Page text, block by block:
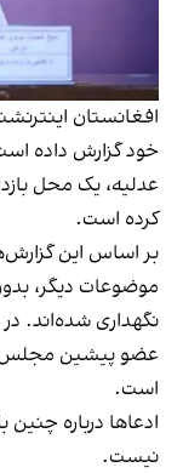
افغانستان
خود گزارش داده
عدلیه، یک محل
کرده است.
بر اساس این
موضوعات دیگر،
نگهداری شده‌اند.
عضو پیشین مجلس
است.
ادعاها درباره
نیست.